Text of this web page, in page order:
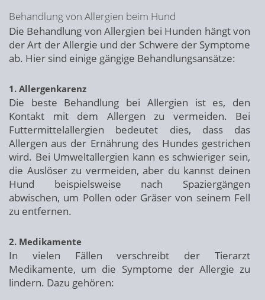
Behandlung von Allergien beim Hund
Die Behandlung von Allergien bei Hunden hängt von
der Art der Allergie und der Schwere der Symptome
ab. Hier sind einige gängige Behandlungsansätze:
1. Allergenkarenz
Die beste Behandlung bei Allergien ist es, den
Kontakt mit dem Allergen zu vermeiden. Bei
Futtermittelallergien bedeutet dies, dass das
Allergen aus der Ernährung des Hundes gestrichen
wird. Bei Umweltallergien kann es schwieriger sein,
die Auslöser zu vermeiden, aber du kannst deinen
Hund beispielsweise nach Spaziergängen
abwischen, um Pollen oder Gräser von seinem Fell
zu entfernen.
2. Medikamente
In vielen Fällen verschreibt der Tierarzt
Medikamente, um die Symptome der Allergie zu
lindern. Dazu gehören: